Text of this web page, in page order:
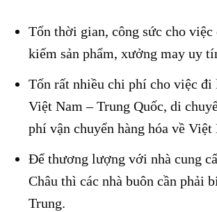
Tốn thời gian, công sức cho
kiếm sản phẩm, xưởng may uy
Tốn rất nhiều chi phí cho việc đi
Việt Nam – Trung Quốc, di
phí vận chuyển hàng hóa về Việt
Để thương lượng với nhà cung
Châu thì các nhà buôn cần phải
Trung.